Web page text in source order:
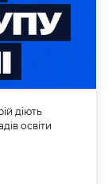
діють
освіти